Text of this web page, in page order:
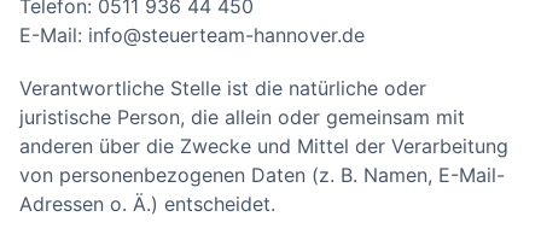
Telefon: 0511 936 44 450
E-Mail: info@steuerteam-hannover.de
Verantwortliche Stelle ist die natürliche oder
juristische Person, die allein oder gemeinsam mit
anderen über die Zwecke und Mittel der Verarbeitung
von personenbezogenen Daten (z. B. Namen, E-Mail-
Adressen o. Ä.) entscheidet.